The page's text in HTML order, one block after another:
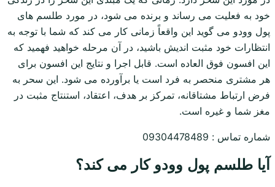
خود به فعلیت می رساند و برنده می شود، در مورد طلسم های
پول وودو می گوید این واقعاً زمانی کار می کند که شما با توجه به
انتظارات خود مثبت اندیش باشید، در آن مرحله خواهید فهمید که
این افسون فوق العاده است. قابل اجرا و نتایج این افسون برای
هر مشتری منحصر به فرد است یا برآورده می شود. این سحر به
فرض ارتباط مشتاقانه، تمرکز بر هدف، اعتقاد، استنتاج مثبت در
مغز شما و غیره است.
شماره تماس : 09304478489
آیا طلسم پول وودو کار می کند؟